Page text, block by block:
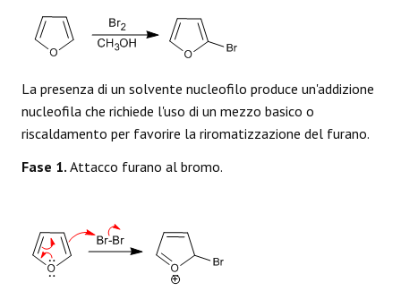
La presenza di un solvente nucleofilo produce un'addizione
nucleofila che richiede l'uso di un mezzo basico o
riscaldamento per favorire la riromatizzazione del furano.
Fase 1. Attacco furano al bromo.